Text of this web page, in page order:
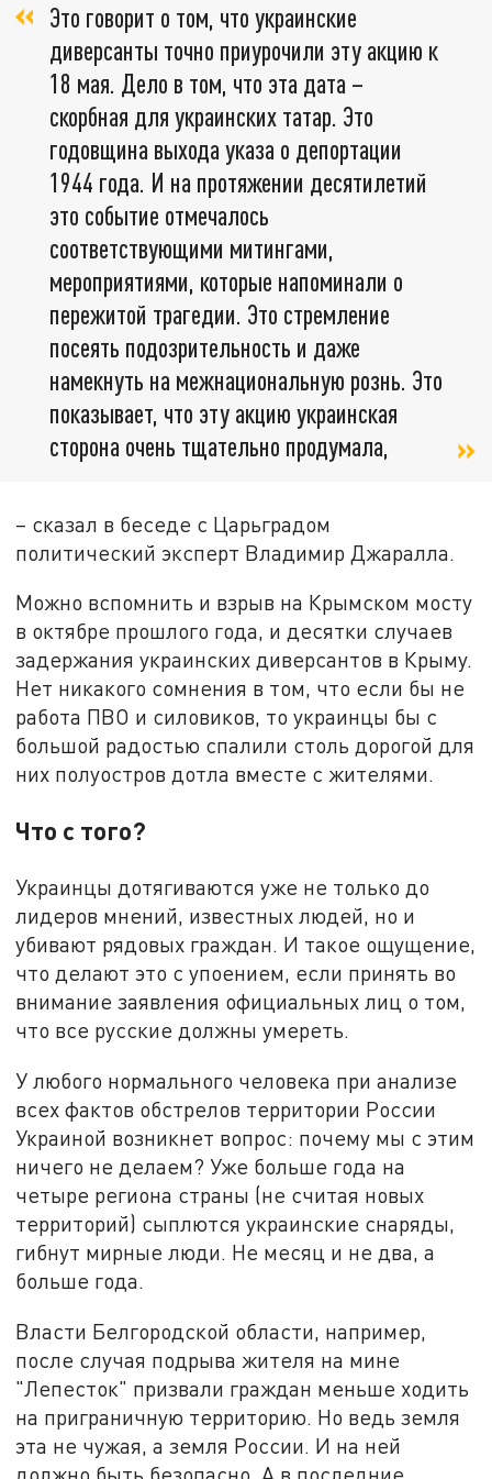
Это говорит о том, что украинские
диверсанты точно приурочили эту акцию к
18 мая. Дело в том, что эта дата –
скорбная для украинских татар. Это
годовщина выхода указа о депортации
1944 года. И на протяжении десятилетий
это событие отмечалось
соответствующими митингами,
мероприятиями, которые напоминали о
пережитой трагедии. Это стремление
посеять подозрительность и даже
намекнуть на межнациональную рознь. Это
показывает, что эту акцию украинская
сторона очень тщательно продумала,
– сказал в беседе с Царьградом
политический эксперт Владимир Джаралла.
Можно вспомнить и взрыв на Крымском мосту
в октябре прошлого года, и десятки случаев
задержания украинских диверсантов в Крыму.
Нет никакого сомнения в том, что если бы не
работа ПВО и силовиков, то украинцы бы с
большой радостью спалили столь дорогой для
них полуостров дотла вместе с жителями.
Что с того?
Украинцы дотягиваются уже не только до
лидеров мнений, известных людей, но и
убивают рядовых граждан. И такое ощущение,
что делают это с упоением, если принять во
внимание заявления официальных лиц о том,
что все русские должны умереть.
У любого нормального человека при анализе
всех фактов обстрелов территории России
Украиной возникнет вопрос: почему мы с этим
ничего не делаем? Уже больше года на
четыре региона страны (не считая новых
территорий) сыплются украинские снаряды,
гибнут мирные люди. Не месяц и не два, а
больше года.
Власти Белгородской области, например,
после случая подрыва жителя на мине
"Лепесток" призвали граждан меньше ходить
на приграничную территорию. Но ведь земля
эта не чужая, а земля России. И на ней
должно быть безопасно. А в последние